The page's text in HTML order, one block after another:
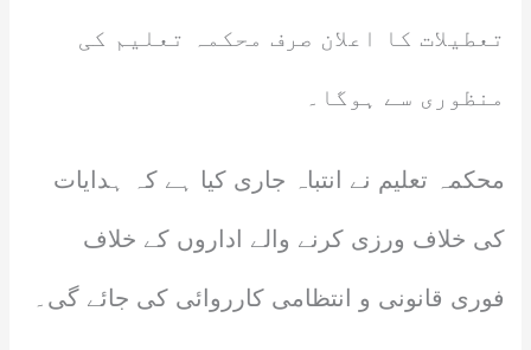
تعطیلات کا اعلان صرف محکمہ تعلیم کی
منظوری سے ہوگا۔
محکمہ تعلیم نے انتباہ جاری کیا ہے کہ ہدایات
کی خلاف ورزی کرنے والے اداروں کے خلاف
فوری قانونی و انتظامی کارروائی کی جائے گی۔